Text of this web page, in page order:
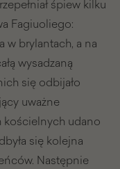
śpiew kilku
Fagiuoliego:
w brylantach, a na
wysadzaną
się odbijało
uważne
kościelnych udano
się kolejna
Następnie